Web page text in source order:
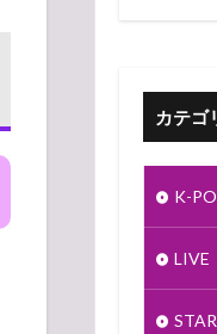
カテゴ
K-
LIVE